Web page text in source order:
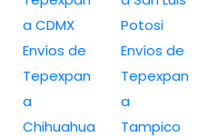
a CDMX
Envíos de
Tepexpan
a
Chihuahua
Potosi
Envíos de
Tepexpan
a
Tampico